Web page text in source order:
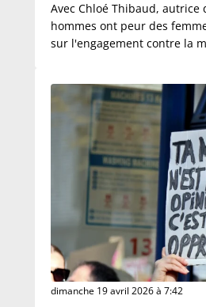
Avec Chloé Thibaud, autrice
hommes ont peur des
sur l'engagement contre la
dimanche 19 avril 2026 à 7:42